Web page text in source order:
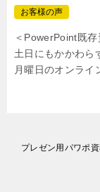
お客様の声
＜PowerPoint既
土日にもかかわら
月曜日のオンライ
プレゼン用パワポ